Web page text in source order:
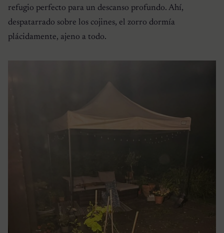
refugio perfecto para un descanso profundo. Ahí,
despatarrado sobre los cojines, el zorro dormía
plácidamente, ajeno a todo.